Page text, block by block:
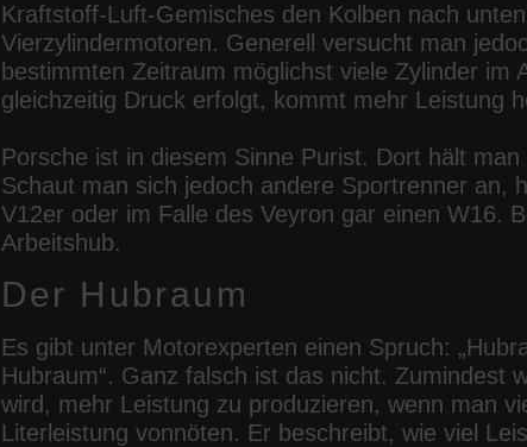
Kraftstoff-Luft-Gemisches den Kolben nach
Vierzylindermotoren. Generell versucht man
bestimmten Zeitraum möglichst viele Zylinder
gleichzeitig Druck erfolgt, kommt mehr Leistung
Porsche ist in diesem Sinne Purist. Dort hält
Schaut man sich jedoch andere Sportrenner an,
V12er oder im Falle des Veyron gar einen W16.
Arbeitshub.
Der Hubraum
Es gibt unter Motorexperten einen Spruch:
Hubraum“. Ganz falsch ist das nicht. Zumindest
wird, mehr Leistung zu produzieren, wenn man
Literleistung vonnöten. Er beschreibt, wie viel